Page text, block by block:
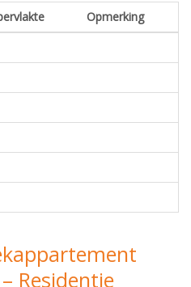
Opmerking
Residentie